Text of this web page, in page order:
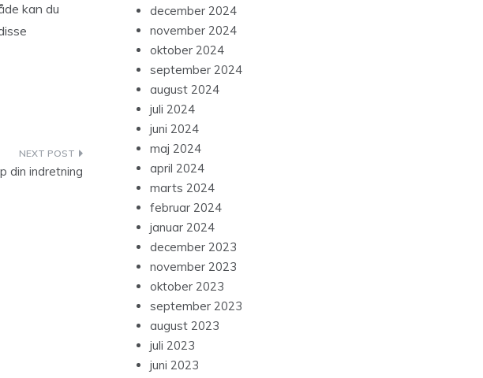
kan du
din indretning
december 2024
november 2024
oktober 2024
september 2024
august 2024
juli 2024
juni 2024
maj 2024
april 2024
marts 2024
februar 2024
januar 2024
december 2023
november 2023
oktober 2023
september 2023
august 2023
juli 2023
juni 2023